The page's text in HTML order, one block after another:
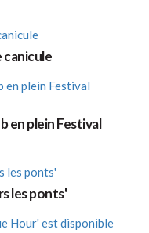
canicule
en plein Festival
les ponts'